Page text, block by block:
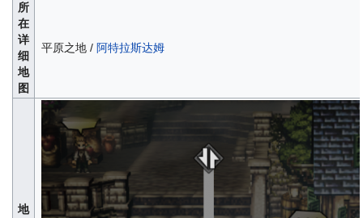
所
在
详
细
地
图
平原之地 / 阿特拉斯达姆
地